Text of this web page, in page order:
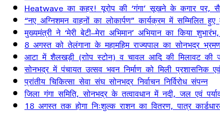
Heatwave का कहर! यूरोप की ‘गंगा’ सूखने के कगार पर,
“नए अग्निशमन वाहनों का लोकार्पण” कार्यक्रम में सम्मिलित
मुख्यमंत्री ने ‘मेरी बेटी–मेरा अभिमान’ अभियान का किया
8 अगस्त को तेलंगाना के महामहिम राज्यपाल का सोनभद्र
आटा में शैलखड़ी (राोप स्टोन) व चावल आदि की मिलावट
सोनभद्र में पंचायत उत्सव भवन निर्माण को मिली प्रशासनिक एवं
प्रांतीय चिकित्सा सेवा संघ सोनभद्र निर्वाचन निर्विरोध संपन्न
जिला गंगा समिति, सोनभद्र के तत्वावधान में नदी, जल एवं
18 अगस्त तक होगा निःशुल्क राशन का वितरण, पात्र